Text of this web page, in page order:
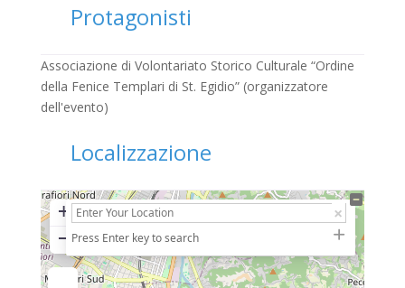
Protagonisti
Associazione di Volontariato Storico Culturale “Ordine
della Fenice Templari di St. Egidio” (organizzatore
dell'evento)
Localizzazione
+
− Press Enter key to search